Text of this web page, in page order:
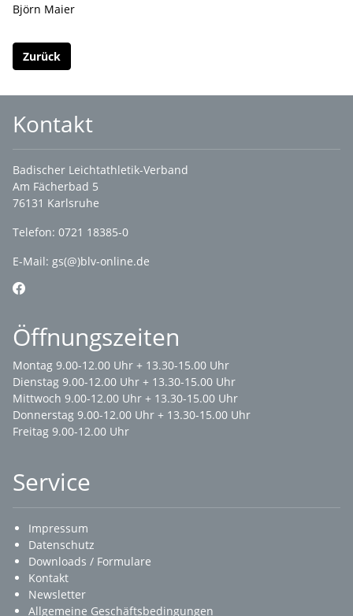
Björn Maier
Zurück
Kontakt
Badischer Leichtathletik-Verband
Am Fächerbad 5
76131 Karlsruhe
Telefon: 0721 18385-0
E-Mail: gs(@)blv-online.de
Öffnungszeiten
Montag 9.00-12.00 Uhr + 13.30-15.00 Uhr
Dienstag 9.00-12.00 Uhr + 13.30-15.00 Uhr
Mittwoch 9.00-12.00 Uhr + 13.30-15.00 Uhr
Donnerstag 9.00-12.00 Uhr + 13.30-15.00 Uhr
Freitag 9.00-12.00 Uhr
Service
Impressum
Datenschutz
Downloads / Formulare
Kontakt
Newsletter
Allgemeine Geschäftsbedingungen